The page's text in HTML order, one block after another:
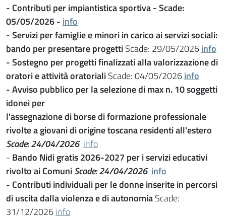
- Contributi per impiantistica sportiva -Scade:
05/05/2026 - info
-Servizi per famiglie e minori in carico ai servizi sociali:
bando per presentare progettiScade: 29/05/2026info
-Sostegno per progetti finalizzati alla valorizzazione di
oratori e attività oratorialiScade: 04/05/2026info
-Avviso pubblico per la selezione di max n. 10 soggetti
idonei per
l'assegnazione di borse di formazione professionale
rivolte a giovani di origine toscana residenti all'estero
Scade: 24/04/2026 info
- Bando Nidi gratis 2026-2027 per i servizi educativi
rivolto ai ComuniScade: 24/04/2026 info
- Contributi individuali per le donne inserite in percorsi
di uscita dalla violenza e di autonomiaScade:
31/12/2026info